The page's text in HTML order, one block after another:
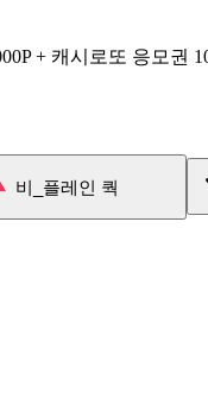
+ 캐시로또 응모권
비_플레인 쿽